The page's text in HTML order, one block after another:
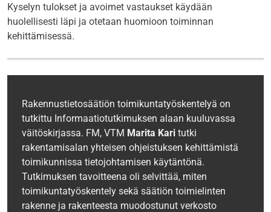
Kyselyn tulokset ja avoimet vastaukset käydään
huolellisesti läpi ja otetaan huomioon toiminnan
kehittämisessä.
Rakennustietosäätiön toimikuntatyöskentelyä on
tutkittu Informaatiotutkimuksen alaan kuuluvassa
väitöskirjassa. FM, VTM Marita Kari tutki
rakentamisalan yhteisen ohjeistuksen kehittämistä
toimikunnissa tietojohtamisen käytäntönä.
Tutkimuksen tavoitteena oli selvittää, miten
toimikuntatyöskentely sekä säätiön toimielinten
rakenne ja rakenteesta muodostunut verkosto